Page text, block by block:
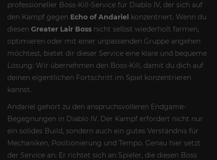
professioneller Boss-Kill-Service für Diablo IV, der sich auf
den Kampf gegen Echo of Andariel konzentriert. Wenn du
diesen Greater Lair Boss nicht selbst wiederholt farmen,
optimieren oder mit einer unpassenden Gruppe angehen
möchtest, bietet dir dieser Service eine klare und bequeme
Lösung: Wir übernehmen den Boss-Kill, damit du dich auf
deinen eigentlichen Fortschritt im Spiel konzentrieren
kannst.
Andariel gehört zu den anspruchsvolleren Endgame-
Begegnungen in Diablo IV. Der Kampf erfordert nicht nur
ein solides Build, sondern auch ein gutes Verständnis für
Mechaniken, Positionierung und Tempo. Genau hier setzt
der Service an: Er richtet sich an Spieler, die diesen Boss